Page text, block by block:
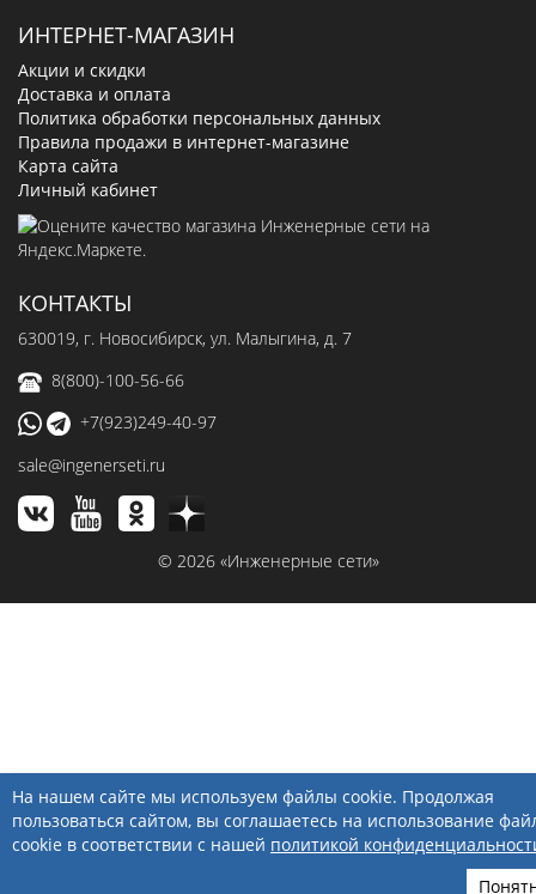
ИНТЕРНЕТ-МАГАЗИН
Акции и скидки
Доставка и оплата
Политика обработки персональных данных
Правила продажи в интернет-магазине
Карта сайта
Личный кабинет
КОНТАКТЫ
630019, г. Новосибирск, ул. Малыгина, д. 7
8(800)-100-56-66
+7(923)249-40-97
sale@ingenerseti.ru
© 2026 «Инженерные сети»
На нашем сайте мы используем файлы cookie. Продолжая
пользоваться сайтом, вы соглашаетесь на использование
cookie в соответствии с нашей политикой